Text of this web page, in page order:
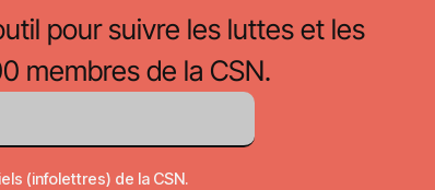
pour suivre les luttes et les
membres de la CSN.
(infolettres) de la CSN.